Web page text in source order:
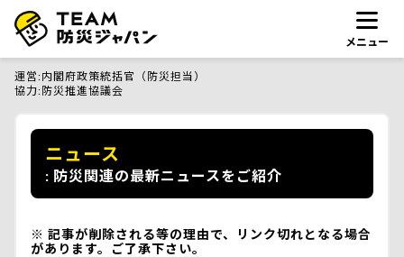
メニュー
運営 内閣府政策統括官（防災担当）
協力 防災推進協議会
ニュース
防災関連の最新ニュースをご紹介
記事が削除される等の理由で、リンク切れとなる場合
があります。ご了承下さい。